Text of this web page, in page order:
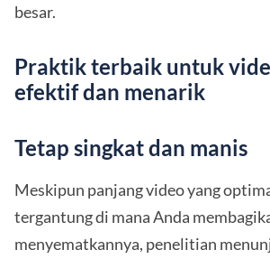
besar.
Praktik terbaik untuk
efektif dan menarik
Tetap singkat dan manis
Meskipun panjang video yang
tergantung di mana Anda
menyematkannya, penelitian